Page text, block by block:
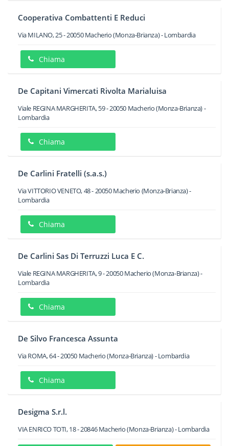
Cooperativa Combattenti E Reduci
Via MILANO, 25-20050 Macherio(Monza-Brianza) -Lombardia
Chiama
De Capitani Vimercati Rivolta Marialuisa
Viale REGINA MARGHERITA, 59-20050 Macherio(Monza-Brianza) -
Lombardia
Chiama
De Carlini Fratelli (s.a.s.)
Via VITTORIO VENETO, 48-20050Macherio (Monza-Brianza) -
Lombardia
Chiama
De Carlini Sas Di Terruzzi Luca E C.
Viale REGINA MARGHERITA, 9-20050Macherio(Monza-Brianza) -
Lombardia
Chiama
De Silvo Francesca Assunta
Via ROMA, 64-20050 Macherio(Monza-Brianza) -Lombardia
Chiama
Desigma S.r.l.
VIA ENRICO TOTI, 18-20846 Macherio(Monza-Brianza) -Lombardia